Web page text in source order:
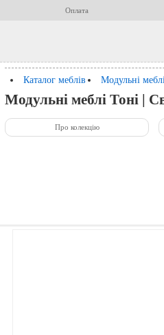
Оплата
Каталог меблів Модульні меблі
Модульні меблі Тоні |
Про колекцію